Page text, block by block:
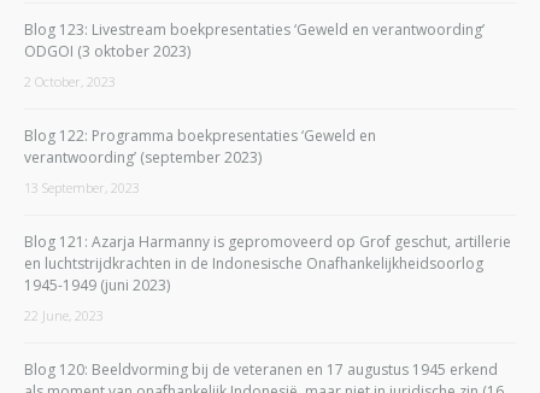
Blog 123: Livestream boekpresentaties ‘Geweld en verantwoording’
ODGOI (3 oktober 2023)
2 October, 2023
Blog 122: Programma boekpresentaties ‘Geweld en
verantwoording’ (september 2023)
13 September, 2023
Blog 121: Azarja Harmanny is gepromoveerd op Grof geschut, artillerie
en luchtstrijdkrachten in de Indonesische Onafhankelijkheidsoorlog
1945-1949 (juni 2023)
22 June, 2023
Blog 120: Beeldvorming bij de veteranen en 17 augustus 1945 erkend